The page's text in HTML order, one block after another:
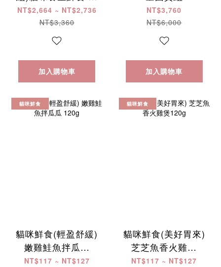
​ ​ ​ ​ ​ ​ ​ ​ ​ ​ ​ ​ ​ ​ ​ ​ ​ ​ ​ ​ ​ ​ ​ ​ ​ ​ ​ ​ ​
​ ​
NT$2,664 ~ NT$2,736
NT$3,360
加入購物車
NT$3,760
NT$6,000
加入購物車
貓咪鮮食
貓咪鮮食(輕盈舒緩)
嫩雞鮭魚拌瓜瓜
120g
NT$117 ~ NT$127
貓咪鮮食
貓咪鮮食(美好胃來)
芝芝魚香火雞煲
120g
NT$117 ~ NT$127